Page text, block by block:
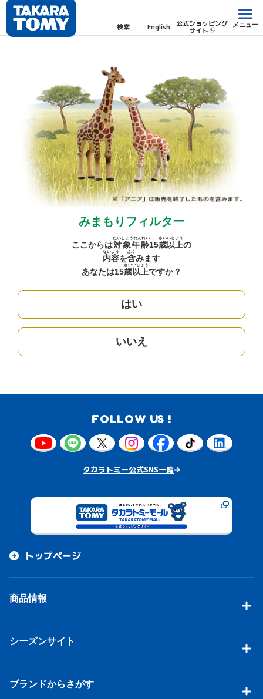
検索 English 公式ショッピング
サイト
メニュー
みまもりフィルター
ここからは対象年齢
たいしょうねんれい
15歳
さい
以上
いじょう
の
内容
ないよう
を含
ふく
みます
あなたは15歳
さい
以上
いじょう
ですか？
はい
いいえ
FOLLOW US !
タカラトミー公式SNS一覧
トップページ
商品情報
シーズンサイト
ブランドからさがす